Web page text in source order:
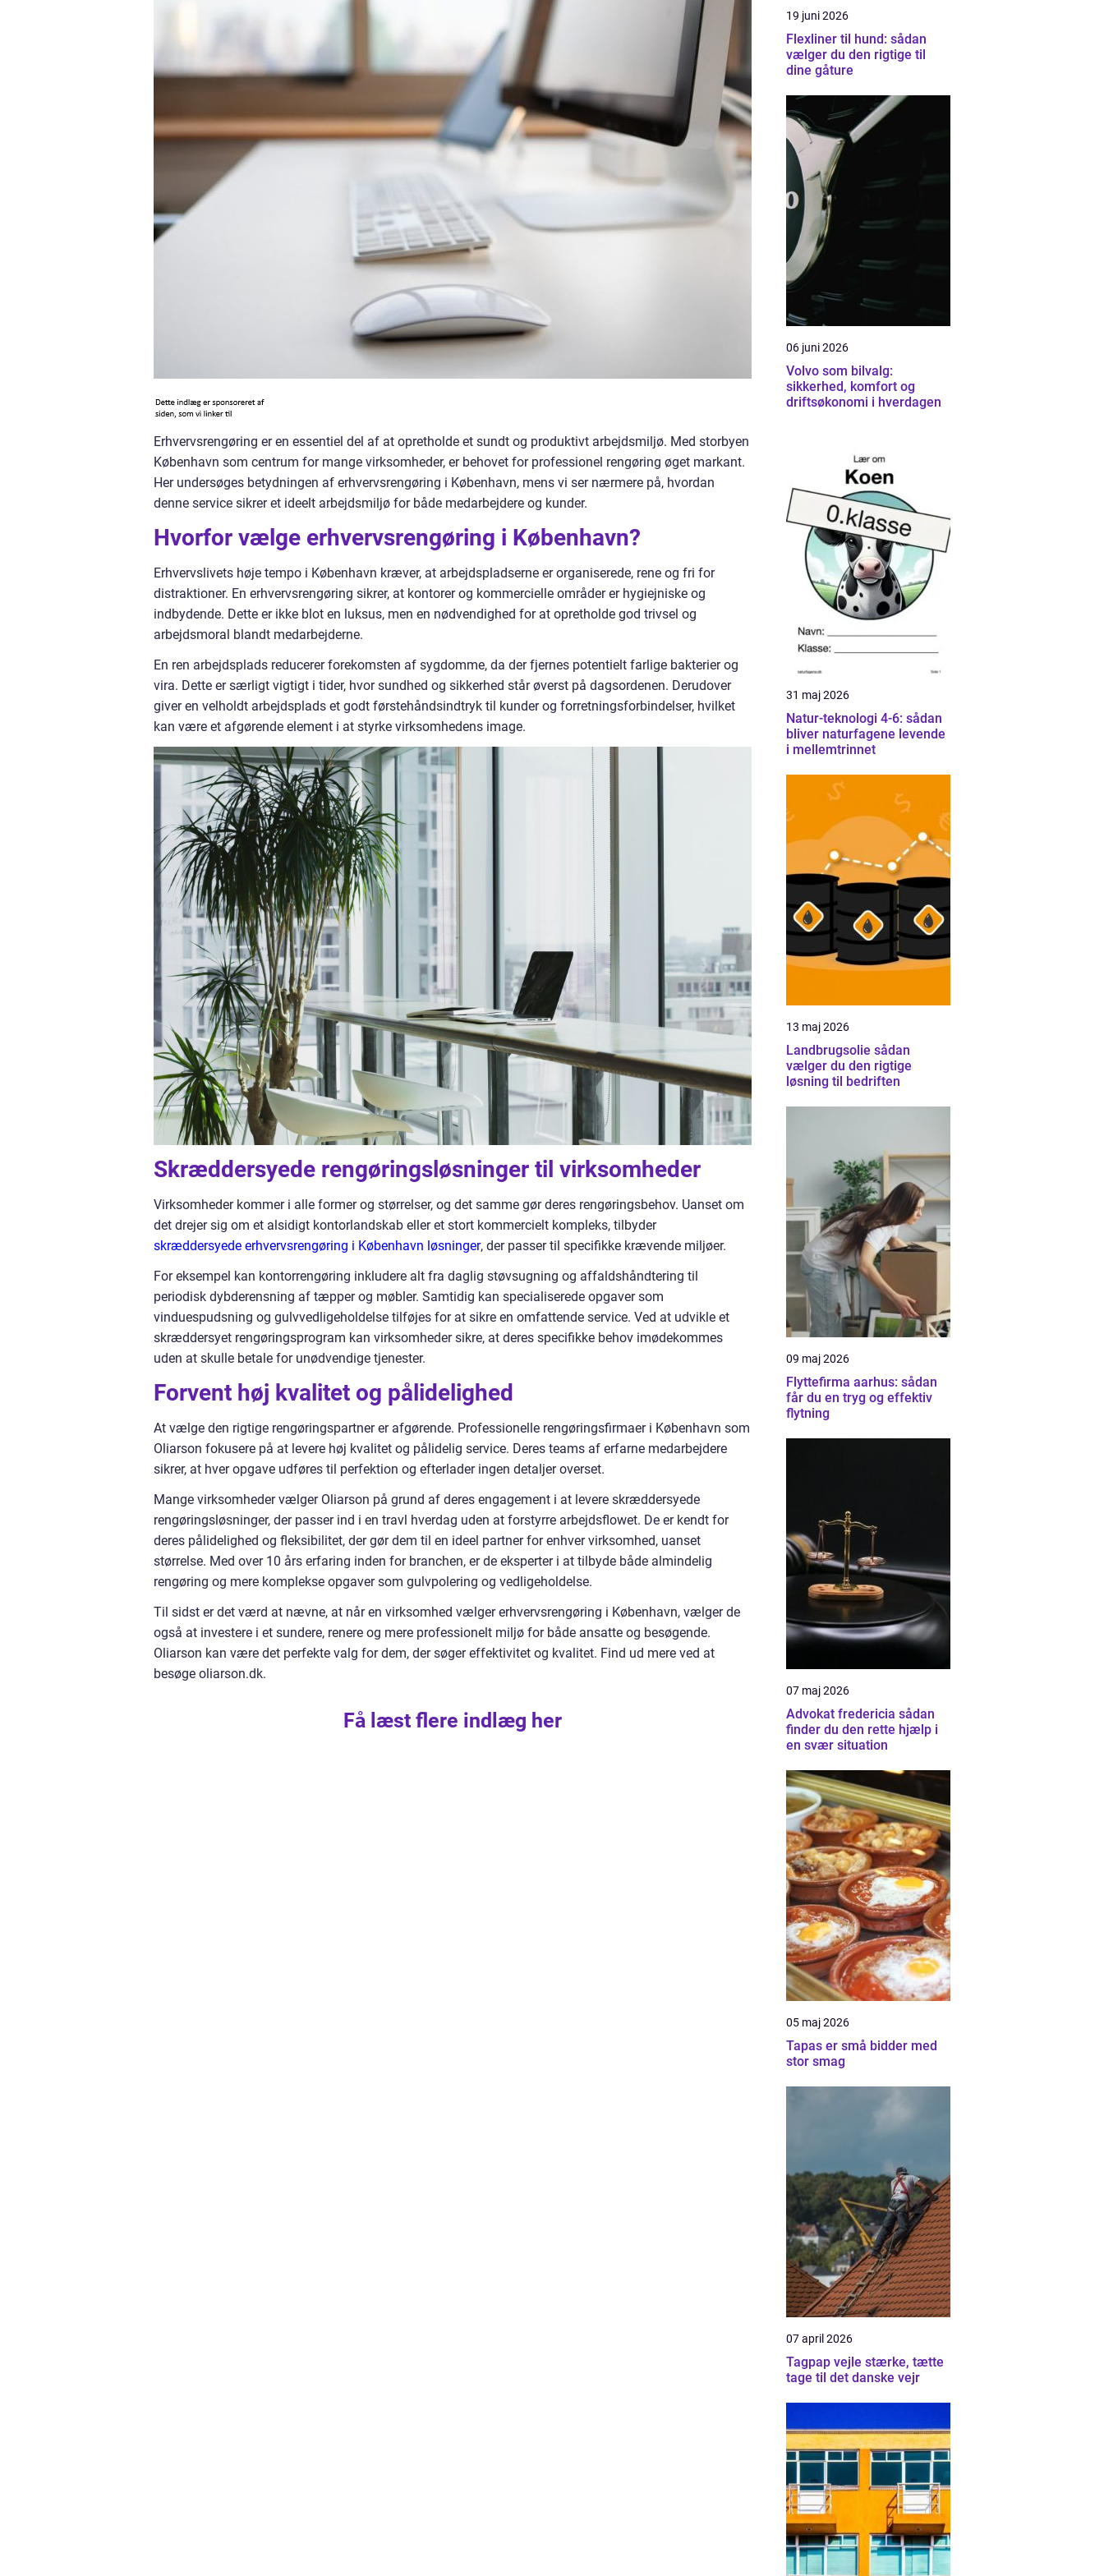
Erhvervsrengøring er en essentiel del af at opretholde et sundt og produktivt arbejdsmiljø. Med storbyen
København som centrum for mange virksomheder, er behovet for professionel rengøring øget markant.
Her undersøges betydningen af erhvervsrengøring i København, mens vi ser nærmere på, hvordan
denne service sikrer et ideelt arbejdsmiljø for både medarbejdere og kunder.
Hvorfor vælge erhvervsrengøring i København?
Erhvervslivets høje tempo i København kræver, at arbejdspladserne er organiserede, rene og fri for
distraktioner. En erhvervsrengøring sikrer, at kontorer og kommercielle områder er hygiejniske og
indbydende. Dette er ikke blot en luksus, men en nødvendighed for at opretholde god trivsel og
arbejdsmoral blandt medarbejderne.
En ren arbejdsplads reducerer forekomsten af sygdomme, da der fjernes potentielt farlige bakterier og
vira. Dette er særligt vigtigt i tider, hvor sundhed og sikkerhed står øverst på dagsordenen. Derudover
giver en velholdt arbejdsplads et godt førstehåndsindtryk til kunder og forretningsforbindelser, hvilket
kan være et afgørende element i at styrke virksomhedens image.
Skræddersyede rengøringsløsninger til virksomheder
Virksomheder kommer i alle former og størrelser, og det samme gør deres rengøringsbehov. Uanset om
det drejer sig om et alsidigt kontorlandskab eller et stort kommercielt kompleks, tilbyder
skræddersyede erhvervsrengøring i København løsninger, der passer til specifikke krævende miljøer.
For eksempel kan kontorrengøring inkludere alt fra daglig støvsugning og affaldshåndtering til
periodisk dybderensning af tæpper og møbler. Samtidig kan specialiserede opgaver som
vinduespudsning og gulvvedligeholdelse tilføjes for at sikre en omfattende service. Ved at udvikle et
skræddersyet rengøringsprogram kan virksomheder sikre, at deres specifikke behov imødekommes
uden at skulle betale for unødvendige tjenester.
Forvent høj kvalitet og pålidelighed
At vælge den rigtige rengøringspartner er afgørende. Professionelle rengøringsfirmaer i København som
Oliarson fokusere på at levere høj kvalitet og pålidelig service. Deres teams af erfarne medarbejdere
sikrer, at hver opgave udføres til perfektion og efterlader ingen detaljer overset.
Mange virksomheder vælger Oliarson på grund af deres engagement i at levere skræddersyede
rengøringsløsninger, der passer ind i en travl hverdag uden at forstyrre arbejdsflowet. De er kendt for
deres pålidelighed og fleksibilitet, der gør dem til en ideel partner for enhver virksomhed, uanset
størrelse. Med over 10 års erfaring inden for branchen, er de eksperter i at tilbyde både almindelig
rengøring og mere komplekse opgaver som gulvpolering og vedligeholdelse.
Til sidst er det værd at nævne, at når en virksomhed vælger erhvervsrengøring i København, vælger de
også at investere i et sundere, renere og mere professionelt miljø for både ansatte og besøgende.
Oliarson kan være det perfekte valg for dem, der søger effektivitet og kvalitet. Find ud mere ved at
besøge oliarson.dk.
Få læst flere indlæg her
19 juni 2026
Flexliner til hund: sådan
vælger du den rigtige til
dine gåture
06 juni 2026
Volvo som bilvalg:
sikkerhed, komfort og
driftsøkonomi i hverdagen
31 maj 2026
Natur-teknologi 4-6: sådan
bliver naturfagene levende
i mellemtrinnet
13 maj 2026
Landbrugsolie sådan
vælger du den rigtige
løsning til bedriften
09 maj 2026
Flyttefirma aarhus: sådan
får du en tryg og effektiv
flytning
07 maj 2026
Advokat fredericia sådan
finder du den rette hjælp i
en svær situation
05 maj 2026
Tapas er små bidder med
stor smag
07 april 2026
Tagpap vejle stærke, tætte
tage til det danske vejr